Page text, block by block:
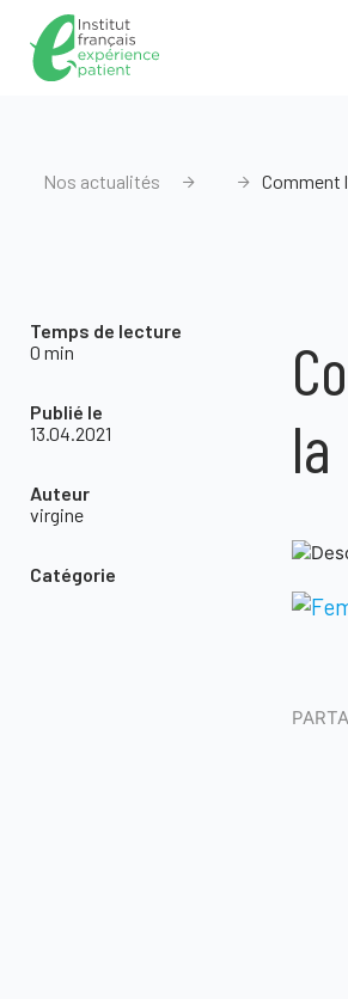
Nos actualités Comment
Temps de lecture
0 min
Publié le
13.04.2021
Auteur
virgine
Catégorie